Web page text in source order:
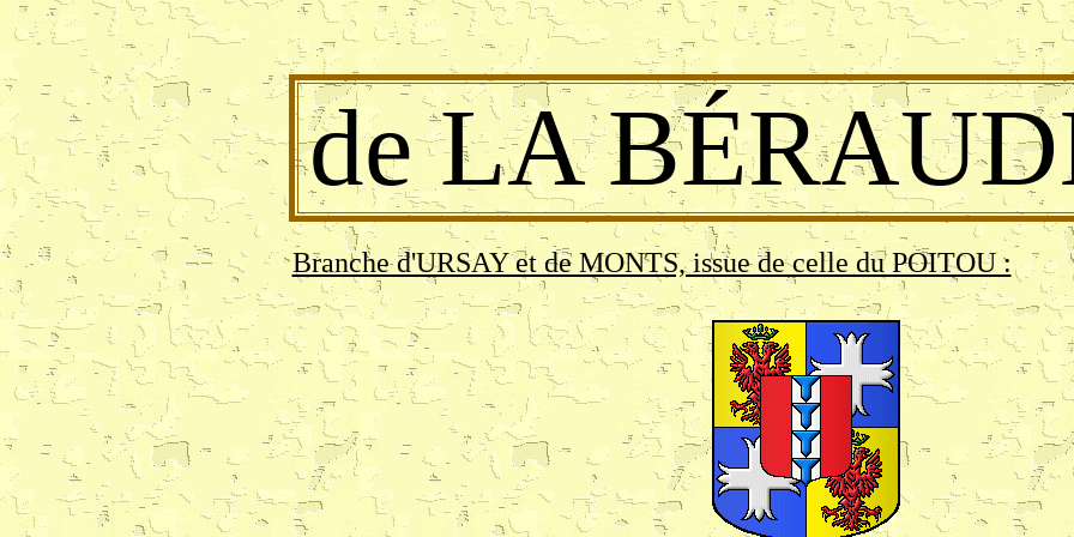
de LA
Branche d'URSAY et de MONTS, issue de celle du POITOU :